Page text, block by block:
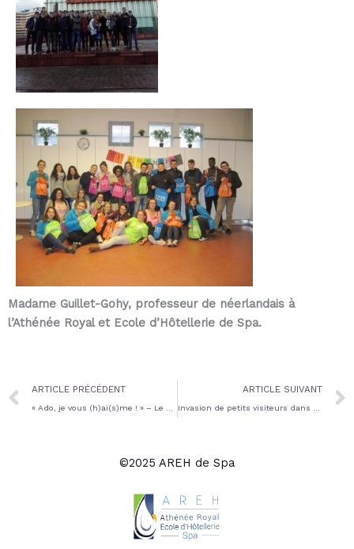
Madame Guillet-Gohy, professeur de néerlandais à
l’Athénée Royal et Ecole d’Hôtellerie de Spa.
Prev
ARTICLE PRÉCÉDENT ARTICLE SUIVANT
©2025 AREH de Spa